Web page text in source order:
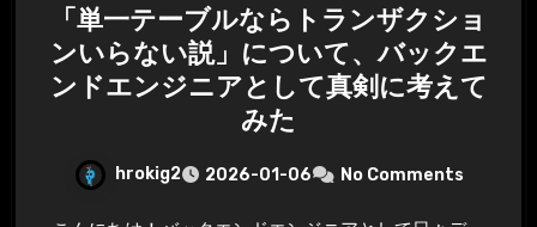
「単一テーブルならトランザクショ
ンいらない説」について、バックエ
ンドエンジニアとして真剣に考えて
みた
hrokig2 2026-01-06 No Comments